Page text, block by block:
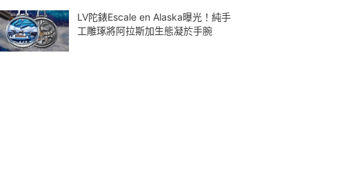
LV陀錶Escale en Alaska曝光！純手
工雕琢將阿拉斯加生態凝於手腕